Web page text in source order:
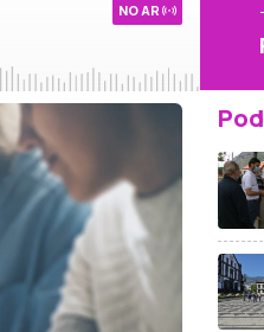
NO AR